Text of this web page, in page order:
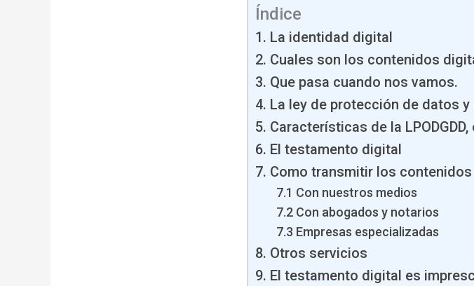
Índice
1. La identidad digital
2. Cuales son los contenidos
3. Que pasa cuando nos vamos.
4. La ley de protección de datos
5. Características de la
6. El testamento digital
7. Como transmitir los
7.1 Con nuestros medios
7.2 Con abogados y notarios
7.3 Empresas especializadas
8. Otros servicios
9. El testamento digital es